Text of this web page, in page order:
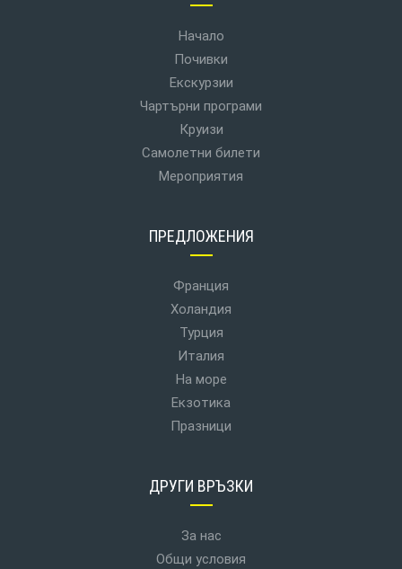
Начало
Почивки
Екскурзии
Чартърни програми
Круизи
Самолетни билети
Мероприятия
ПРЕДЛОЖЕНИЯ
Франция
Холандия
Турция
Италия
На море
Екзотика
Празници
ДРУГИ ВРЪЗКИ
За нас
Общи условия